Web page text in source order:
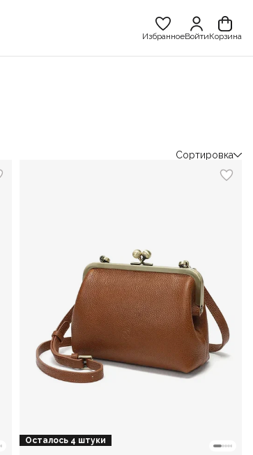
ИзбранноеВойтиКорзина
Сортировка
Осталось 4 штуки